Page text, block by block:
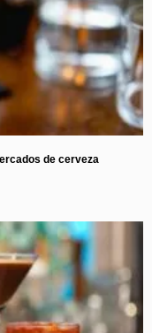
de cerveza